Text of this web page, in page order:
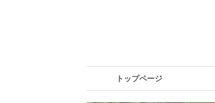
トップページ